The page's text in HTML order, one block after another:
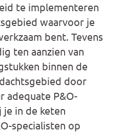
te implementeren
waarvoor je
bent. Tevens
ten aanzien van
binnen de
door
adequate P&O-
in de keten
specialisten op